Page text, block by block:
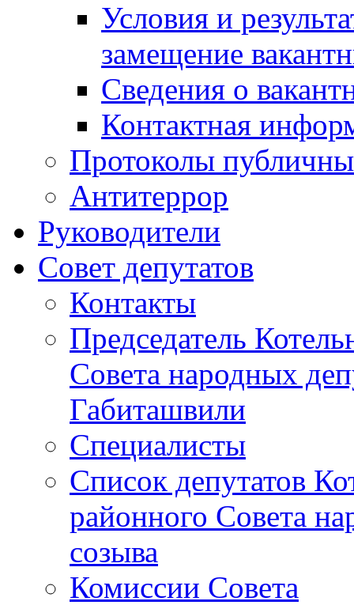
Условия и
замещение
Сведения о
Контактная
Протоколы
Антитеррор
Руководители
Совет депутатов
Контакты
Председатель
Совета народных
Габиташвили
Специалисты
Список депутатов
районного Совета
созыва
Комиссии Совета